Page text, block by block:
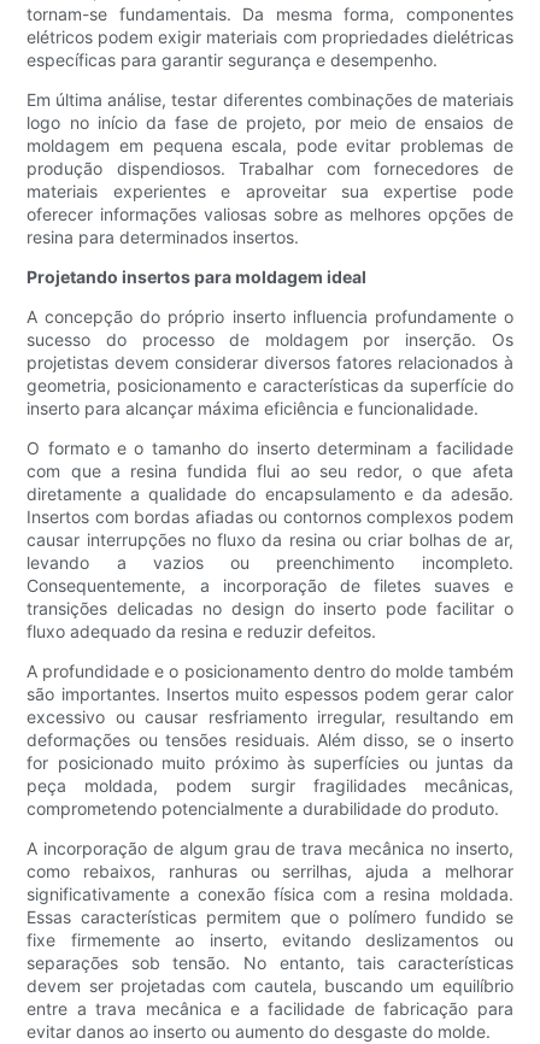
tornam-se fundamentais. Da mesma forma, componentes
elétricos podem exigir materiais com propriedades dielétricas
específicas para garantir segurança e desempenho.
Em última análise, testar diferentes combinações de materiais
logo no início da fase de projeto, por meio de ensaios de
moldagem em pequena escala, pode evitar problemas de
produção dispendiosos. Trabalhar com fornecedores de
materiais experientes e aproveitar sua expertise pode
oferecer informações valiosas sobre as melhores opções de
resina para determinados insertos.
Projetando insertos para moldagem ideal
A concepção do próprio inserto influencia profundamente o
sucesso do processo de moldagem por inserção. Os
projetistas devem considerar diversos fatores relacionados à
geometria, posicionamento e características da superfície do
inserto para alcançar máxima eficiência e funcionalidade.
O formato e o tamanho do inserto determinam a facilidade
com que a resina fundida flui ao seu redor, o que afeta
diretamente a qualidade do encapsulamento e da adesão.
Insertos com bordas afiadas ou contornos complexos podem
causar interrupções no fluxo da resina ou criar bolhas de ar,
levando a vazios ou preenchimento incompleto.
Consequentemente, a incorporação de filetes suaves e
transições delicadas no design do inserto pode facilitar o
fluxo adequado da resina e reduzir defeitos.
A profundidade e o posicionamento dentro do molde também
são importantes. Insertos muito espessos podem gerar calor
excessivo ou causar resfriamento irregular, resultando em
deformações ou tensões residuais. Além disso, se o inserto
for posicionado muito próximo às superfícies ou juntas da
peça moldada, podem surgir fragilidades mecânicas,
comprometendo potencialmente a durabilidade do produto.
A incorporação de algum grau de trava mecânica no inserto,
como rebaixos, ranhuras ou serrilhas, ajuda a melhorar
significativamente a conexão física com a resina moldada.
Essas características permitem que o polímero fundido se
fixe firmemente ao inserto, evitando deslizamentos ou
separações sob tensão. No entanto, tais características
devem ser projetadas com cautela, buscando um equilíbrio
entre a trava mecânica e a facilidade de fabricação para
evitar danos ao inserto ou aumento do desgaste do molde.